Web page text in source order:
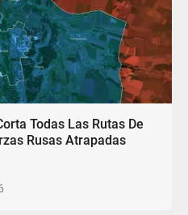
Todas Las Rutas De
Rusas Atrapadas